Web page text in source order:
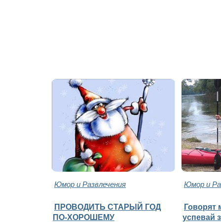
Юмор и Развлечения Юмор и
ПРОВОДИТЬ СТАРЫЙ ГОД
ПО-ХОРОШЕМУ
Говорят
успевай